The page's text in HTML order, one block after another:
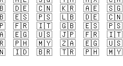
🇩🇪 🇨🇳 🇰🇷 🇦🇪 🇸🇬
🇪🇸 🇵🇸 🇱🇧 🇩🇪 🇨🇳
🇫🇷 🇮🇹 🇬🇧 🇪🇸 🇵🇸
🇪🇬 🇺🇸 🇯🇵 🇫🇷 🇮🇹
🇵🇭 🇲🇾 🇿🇦 🇪🇬 🇺🇸
🇮🇩 🇧🇷 🇹🇷 🇵🇭 🇲🇾